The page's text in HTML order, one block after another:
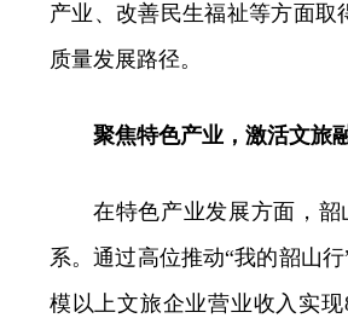
产业、改善民生福祉等方面
质量发展路径。
聚焦特色产业，激活文旅
在特色产业发展方面，
系。通过高位推动“我的韶山
模以上文旅企业营业收入实